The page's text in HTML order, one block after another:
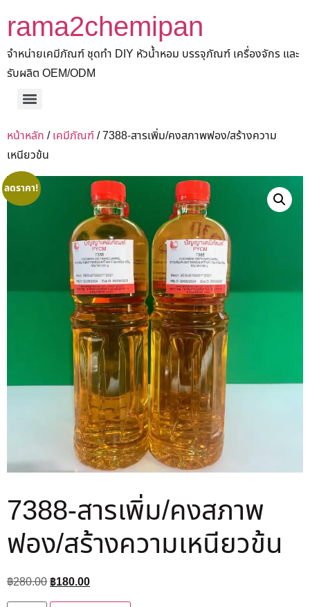
rama2chemipan
จำหน่ายเคมีภัณฑ์ ชุดทำ DIY หัวน้ำหอม บรรจุภัณฑ์ เครื่องจักร และ
รับผลิต OEM/ODM
หน้าหลัก /เคมีภัณฑ์/ 7388-สารเพิ่ม/คงสภาพฟอง/สร้างความ
เหนียวข้น
ลดราคา!
7388-สารเพิ่ม/คงสภาพ
ฟอง/สร้างความเหนียวข้น
฿280.00฿180.00